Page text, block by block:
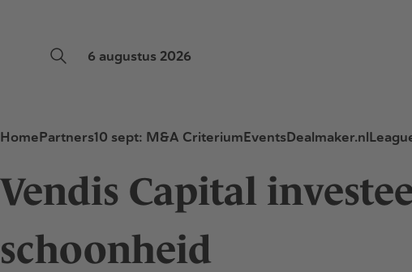
6 augustus 2026
HomePartners10 sept: M&A CriteriumEventsDealmaker.nl
Vendis Capital
schoonheid